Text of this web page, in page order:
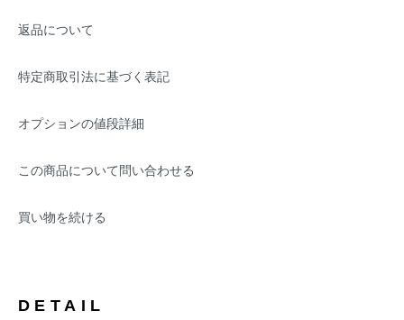
返品について
特定商取引法に基づく表記
オプションの値段詳細
この商品について問い合わせる
買い物を続ける
DETAIL